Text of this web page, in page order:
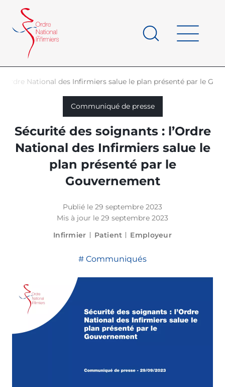
contenu
principal
d'ArianeNational des Infirmiers salue le plan présenté par le
Communiqué de presse
Sécurité des soignants : l’Ordre
National des Infirmiers salue le
plan présenté par le
Gouvernement
Publié le 29 septembre 2023
Mis à jour le 29 septembre 2023
Infirmier
Patient Employeur
Communiqués
page
Panneau de gestion des cookies